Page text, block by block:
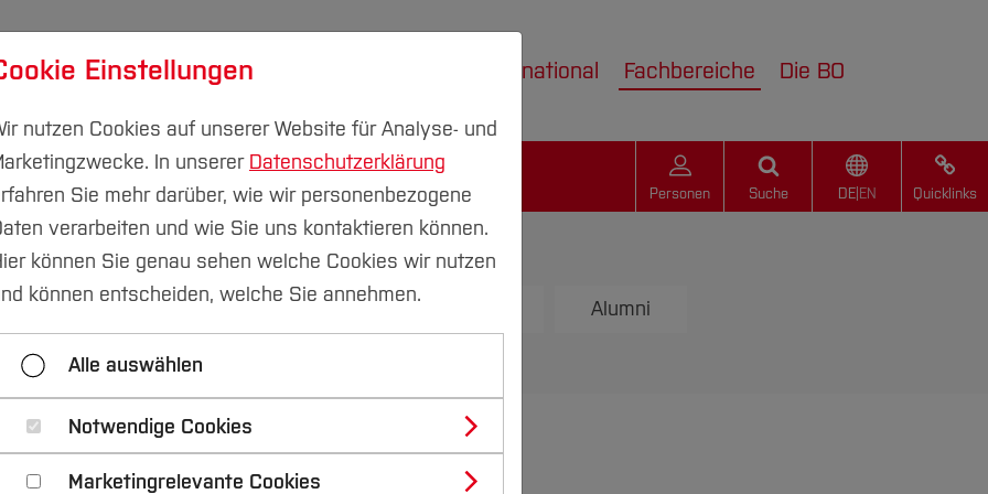
Forschung & Transfer International Fachbereiche Die BO
Personen Suche DE| EN Quicklinks
Aktuelles
Veranstaltungen und Netzwerke Alumni
Fachbereich
Einstellungen
nutzen Cookies auf unserer Website für Analyse- und
In unserer Datenschutzerklärung
Sie mehr darüber, wie wir personenbezogene
verarbeiten und wie Sie uns kontaktieren können.
können Sie genau sehen welche Cookies wir nutzen
können entscheiden, welche Sie annehmen.
Alle auswählen
Notwendige Cookies
Marketingrelevante Cookies